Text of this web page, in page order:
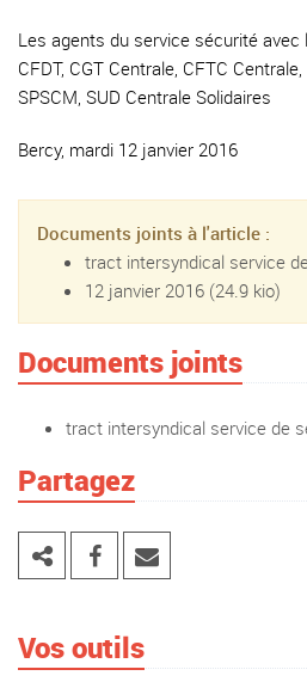
Les agents du service sécurité
CFDT, CGT Centrale, CFTC
SPSCM, SUD Centrale Solidaires
Bercy, mardi 12 janvier 2016
Documents joints à l'article :
tract intersyndical service
12 janvier 2016 (24.9 kio)
Documents joints
tract intersyndical service de
Partagez
Vos outils